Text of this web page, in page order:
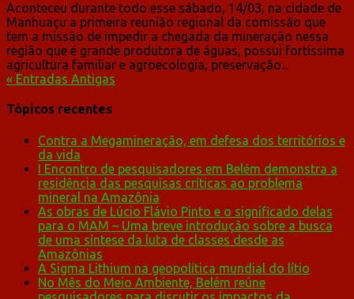
Aconteceu durante todo esse sábado, 14/03, na cidade de
Manhuaçu a primeira reunião regional da comissão que
tem a missão de impedir a chegada da mineração nessa
região que é grande produtora de águas, possui fortíssima
agricultura familiar e agroecologia, preservação...
« Entradas Antigas
Tópicos recentes
Contra a Megamineração, em defesa dos territórios e
da vida
I Encontro de pesquisadores em Belém demonstra a
residência das pesquisas críticas ao problema
mineral na Amazônia
As obras de Lúcio Flávio Pinto e o significado delas
para o MAM – Uma breve introdução sobre a busca
de uma síntese da luta de classes desde as
Amazônias
A Sigma Lithium na geopolítica mundial do lítio
No Mês do Meio Ambiente, Belém reúne